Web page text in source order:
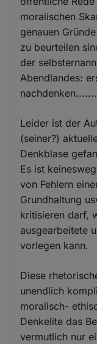
moralischen
genauen
zu beurteilen
der
Abendlandes:
Leider ist der
(seiner?)
Denkblase
Es ist
von Fehlern
Grundhaltung
kritisieren darf,
ausgearbeitete
vorlegen kann.
Diese
unendlich
moralisch-
Denkelite das
vermutlich nur